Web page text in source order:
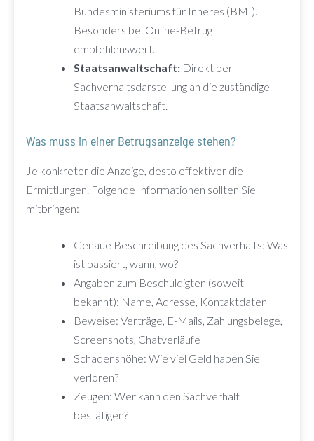
Bundesministeriums für Inneres (BMI).
Besonders bei Online-Betrug
empfehlenswert.
Staatsanwaltschaft: Direkt per
Sachverhaltsdarstellung an die zuständige
Staatsanwaltschaft.
Was muss in einer Betrugsanzeige stehen?
Je konkreter die Anzeige, desto effektiver die
Ermittlungen. Folgende Informationen sollten Sie
mitbringen:
Genaue Beschreibung des Sachverhalts: Was
ist passiert, wann, wo?
Angaben zum Beschuldigten (soweit
bekannt): Name, Adresse, Kontaktdaten
Beweise: Verträge, E-Mails, Zahlungsbelege,
Screenshots, Chatverläufe
Schadenshöhe: Wie viel Geld haben Sie
verloren?
Zeugen: Wer kann den Sachverhalt
bestätigen?